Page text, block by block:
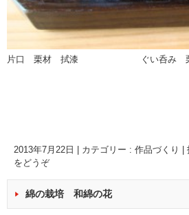
片口 栗材 拭漆 ぐい呑み 栗
2013年7月22日 カテゴリー : 作品づくり
をどうぞ
綿の栽培 和綿の花